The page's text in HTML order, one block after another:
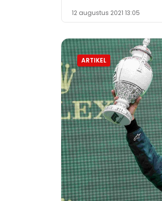
12 augustus 2021 13:05
ARTIKEL